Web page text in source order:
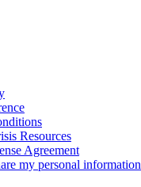
Resources
Agreement
my personal information